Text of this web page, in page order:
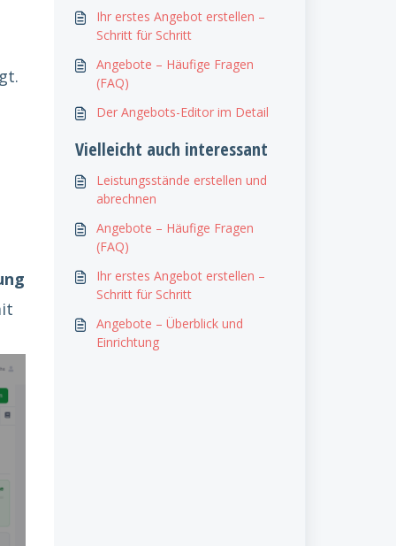
Ihr erstes Angebot erstellen –
Schritt für Schritt
Angebote – Häufige Fragen
(FAQ)
Der Angebots-Editor im Detail
Vielleicht auch interessant
Leistungsstände erstellen und
abrechnen
Angebote – Häufige Fragen
(FAQ)
Ihr erstes Angebot erstellen –
Schritt für Schritt
Angebote – Überblick und
Einrichtung